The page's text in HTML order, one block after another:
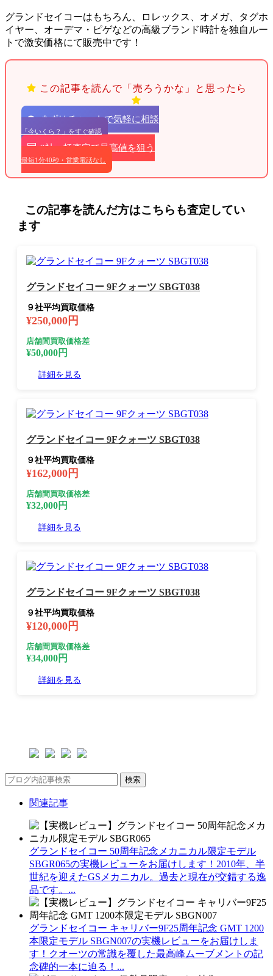
グランドセイコーはもちろん、ロレックス、オメガ、タグホ
イヤー、オーデマ・ピゲなどの高級ブランド時計を独自ルー
トで激安価格にて販売中です！
この記事を読んで「売ろうかな」と思ったら
まずはチャットで気軽に相談
「今いくら？」をすぐ確認
9社一括査定で最高値を狙う
最短1分40秒・営業電話なし
この記事を読んだ方はこちらも査定してい
ます
グランドセイコー 9Fクォーツ SBGT038
９社平均買取価格
¥250,000円
店舗間買取価格差
¥50,000円
詳細を見る
グランドセイコー 9Fクォーツ SBGT038
９社平均買取価格
¥162,000円
店舗間買取価格差
¥32,000円
詳細を見る
グランドセイコー 9Fクォーツ SBGT038
９社平均買取価格
¥120,000円
店舗間買取価格差
¥34,000円
詳細を見る
検索
関連記事
グランドセイコー 50周年記念メカニカル限定モデル
SBGR065の実機レビューをお届けします！2010年、半
世紀を迎えたGSメカニカル。過去と現在が交錯する逸
品です。...
グランドセイコー キャリバー9F25周年記念 GMT 1200
本限定モデル SBGN007の実機レビューをお届けしま
す！クオーツの常識を覆した最高峰ムーブメントの記
念碑的一本に迫る！...